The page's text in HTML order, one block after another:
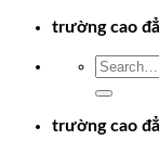
Chuyểntrường cao
trường cao